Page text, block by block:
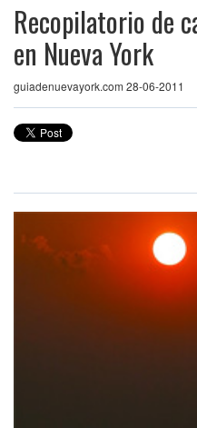
Recopilatorio de
en Nueva York
guiadenuevayork.com 28-06-2011